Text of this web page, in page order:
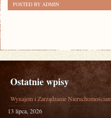
POSTED BY ADMIN
Ostatnie wpisy
Wynajem i Zarządzanie
13 lipca, 2026